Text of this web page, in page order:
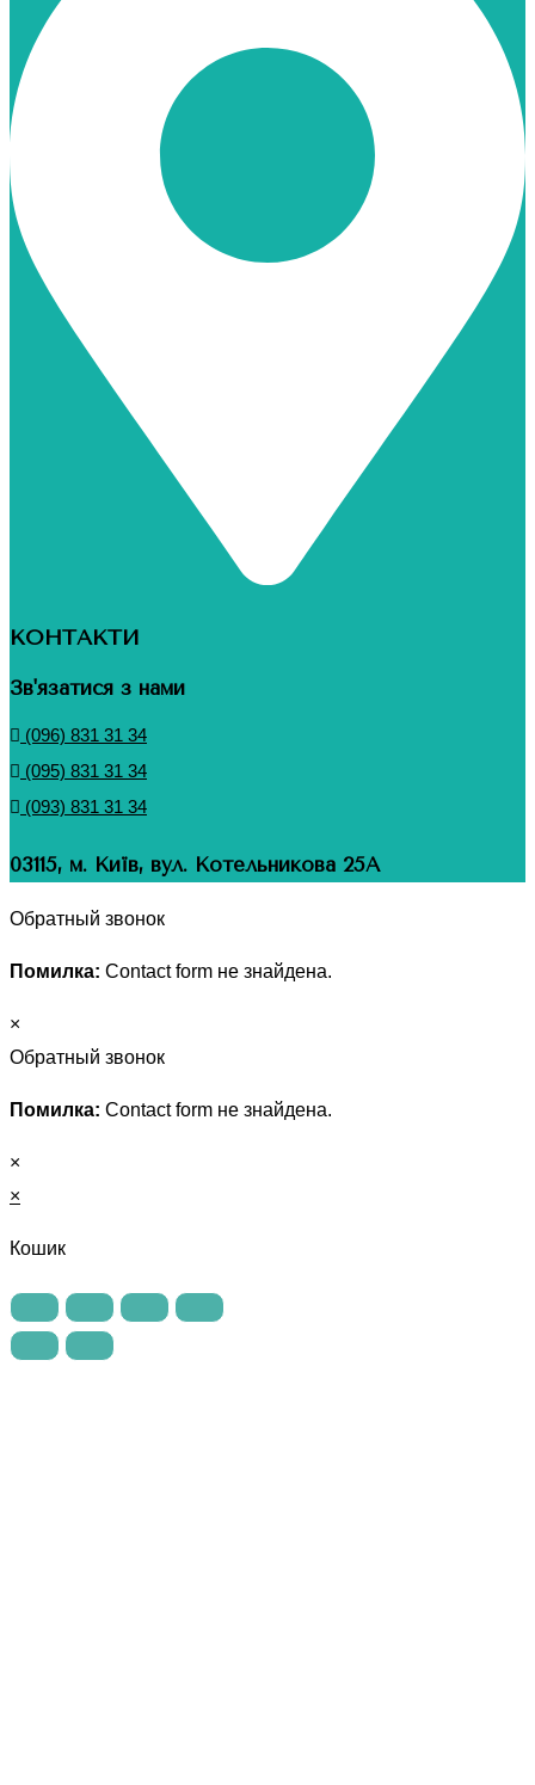
КОНТАКТИ
Зв'язатися з нами
(096) 831 31 34
(095) 831 31 34
(093) 831 31 34
03115, м. Київ, вул. Котельникова 25А
Обратный звонок
Помилка: Contact form не знайдена.
×
Обратный звонок
Помилка: Contact form не знайдена.
×
×
Кошик